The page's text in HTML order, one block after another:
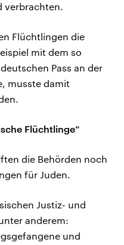
verbrachten.
Flüchtlingen die
mit dem so
Pass an der
musste damit
Flüchtlinge“
die Behörden noch
für Juden.
Justiz- und
anderem:
und